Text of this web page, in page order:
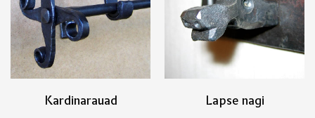
Kardinarauad Lapse nagi